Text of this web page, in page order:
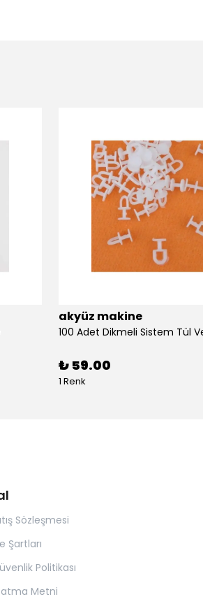
akyüz makine
₺ 59.00
1 Renk
Sözleşmesi
Şartları
Politikası
Metni